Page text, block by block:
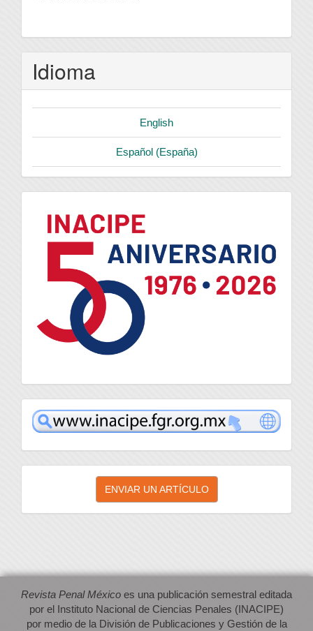
Idioma
English
Español (España)
logo
inacipe
Enviar
artículo
ENVIAR UN ARTÍCULO
Revista Penal México es una publicación semestral editada
por el Instituto Nacional de Ciencias Penales (INACIPE)
por medio de la División de Publicaciones y Gestión de la